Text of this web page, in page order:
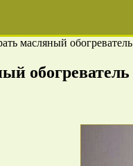
масляный обогреватель
обогреватель